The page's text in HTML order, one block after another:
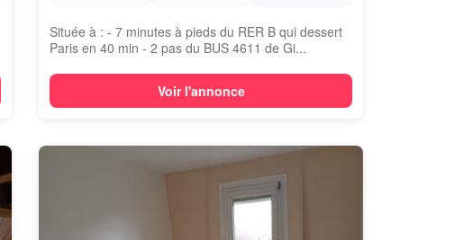
Située à : - 7 minutes à pieds du RER B qui dessert
Paris en 40 min - 2 pas du BUS 4611 de Gi...
Voir l'annonce